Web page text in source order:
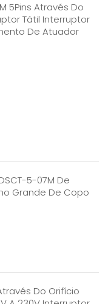
5Pins Através Do
Tátil Interruptor
De Atuador
5-07M De
Grande De Copo
Do Orifício